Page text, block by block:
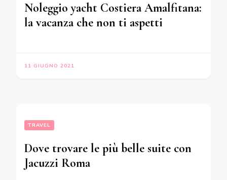
Noleggio yacht Costiera Amalfitana:
la vacanza che non ti aspetti
11 GIUGNO 2021
TRAVEL
Dove trovare le più belle suite con
Jacuzzi Roma